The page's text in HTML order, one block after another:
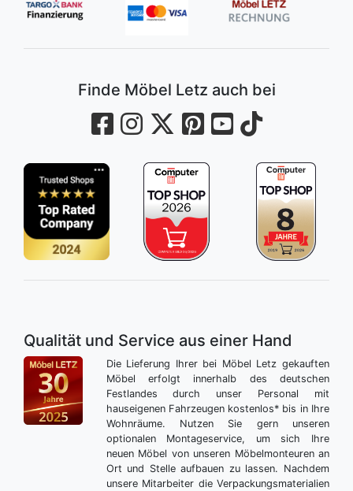
Finde Möbel Letz auch bei
Qualität und Service aus einer Hand
Die Lieferung Ihrer bei Möbel Letz gekauften
Möbel erfolgt innerhalb des deutschen
Festlandes durch unser Personal mit
hauseigenen Fahrzeugen kostenlos* bis in Ihre
Wohnräume. Nutzen Sie gern unseren
optionalen Montageservice, um sich Ihre
neuen Möbel von unseren Möbelmonteuren an
Ort und Stelle aufbauen zu lassen. Nachdem
unsere Mitarbeiter die Verpackungsmaterialien